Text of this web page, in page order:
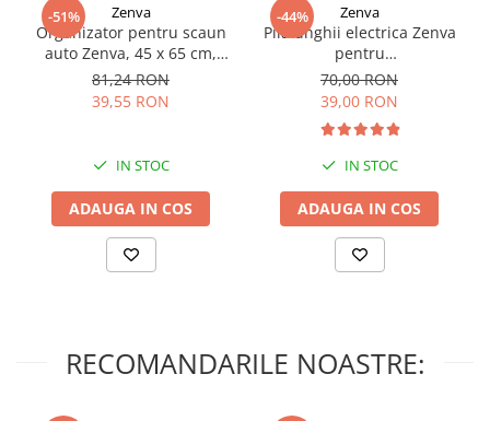
-51% Zenva
Organizator pentru scaun
auto Zenva, 45 x 65 cm,
Suport Tableta,
Impermeabil, Negru,
Protectie Scaun Auto,
81,24 RON
39,55 RON
IN STOC
ADAUGA IN COS
-44% Zenva
Pila unghii electrica Zenva
pentru
bebelusi/copii/adulti, 6
capete de schimb, verde
70,00 RON
39,00 RON
IN STOC
ADAUGA IN COS
RECOMANDARILE NOASTRE: